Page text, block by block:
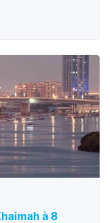
à 8